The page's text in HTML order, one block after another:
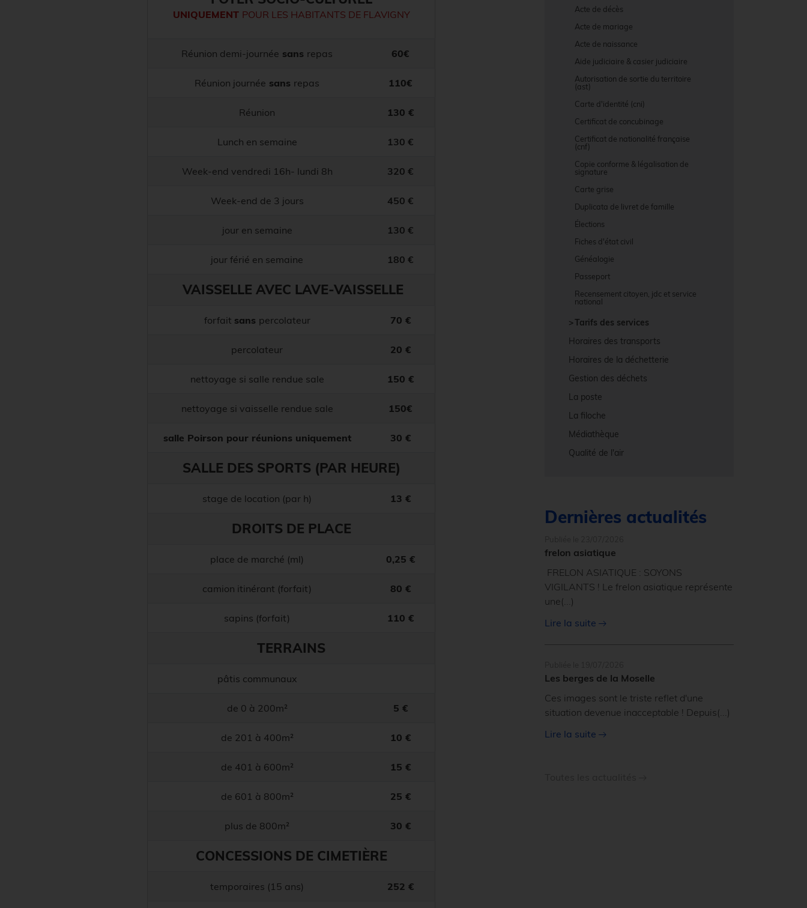
UNIQUEMENT POUR LES HABITANTS DE FLAVIGNY
Réunion demi-journée sans repas 60€
Réunion journée sans repas 110€
Réunion 130 €
Lunch en semaine 130 €
Week-end vendredi 16h- lundi 8h 320 €
Week-end de 3 jours 450 €
jour en semaine 130 €
jour férié en semaine 180 €
VAISSELLE AVEC LAVE-VAISSELLE
forfait sans percolateur 70 €
percolateur 20 €
nettoyage si salle rendue sale 150 €
nettoyage si vaisselle rendue sale 150€
salle Poirson pour réunions uniquement 30 €
SALLE DES SPORTS (PAR HEURE)
stage de location (par h) 13 €
DROITS DE PLACE
place de marché (ml) 0,25 €
camion itinérant (forfait) 80 €
sapins (forfait) 110 €
TERRAINS
pâtis communaux
de 0 à 200m² 5 €
de 201 à 400m² 10 €
de 401 à 600m² 15 €
de 601 à 800m² 25 €
plus de 800m² 30 €
CONCESSIONS DE CIMETIÈRE
temporaires (15 ans) 252 €
Acte de décès
Acte de mariage
Acte de naissance
Aide judiciaire & casier judiciaire
Autorisation de sortie du territoire
(ast)
Carte d'identité (cni)
Certificat de concubinage
Certificat de nationalité française
(cnf)
Copie conforme & légalisation de
signature
Carte grise
Duplicata de livret de famille
Élections
Fiches d'état civil
Généalogie
Passeport
Recensement citoyen, jdc et service
national
Tarifs des services
Horaires des transports
Horaires de la déchetterie
Gestion des déchets
La poste
La filoche
Médiathèque
Qualité de l'air
Dernières actualités
frelon asiatique
FRELON ASIATIQUE : SOYONS
VIGILANTS ! Le frelon asiatique représente
une(...)
Lire la suite
Les berges de la Moselle
Ces images sont le triste reflet d'une
situation devenue inacceptable ! Depuis(...)
Lire la suite